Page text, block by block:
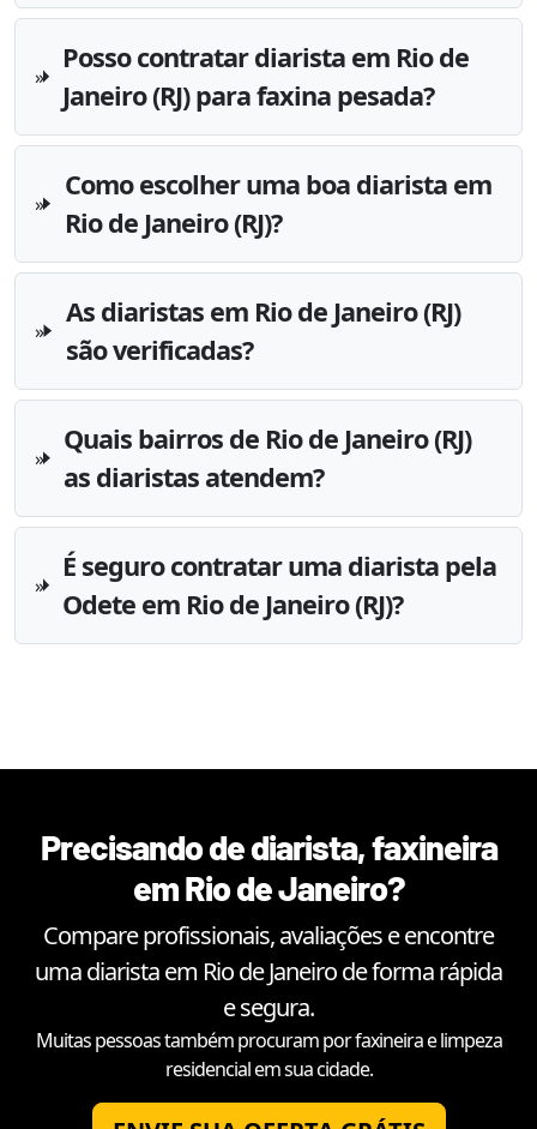
Posso contratar diarista em Rio de
Janeiro (RJ) para faxina pesada?
Como escolher uma boa diarista em
Rio de Janeiro (RJ)?
As diaristas em Rio de Janeiro (RJ)
são verificadas?
Quais bairros de Rio de Janeiro (RJ)
as diaristas atendem?
É seguro contratar uma diarista pela
Odete em Rio de Janeiro (RJ)?
Precisando de diarista, faxineira
emRio de Janeiro?
Compare profissionais, avaliações e encontre
uma diarista em Rio de Janeirode forma rápida
e segura.
Muitas pessoas também procuram por faxineira e limpeza
residencial em sua cidade.